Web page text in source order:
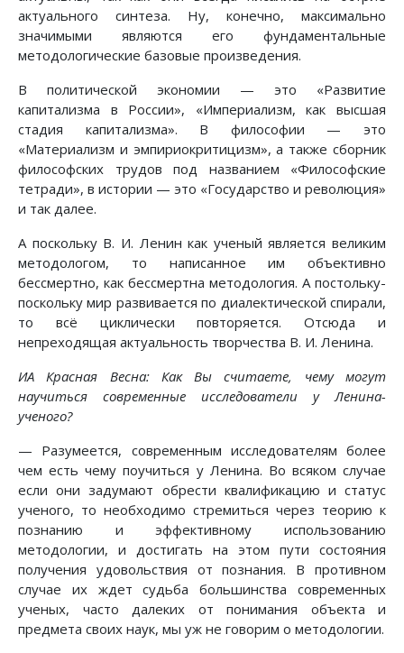
актуального синтеза. Ну, конечно, максимально
значимыми являются его фундаментальные
методологические базовые произведения.
В политической экономии — это «Развитие
капитализма в России», «Империализм, как высшая
стадия капитализма». В философии — это
«Материализм и эмпириокритицизм», а также сборник
философских трудов под названием «Философские
тетради», в истории — это «Государство и революция»
и так далее.
А поскольку В. И. Ленин как ученый является великим
методологом, то написанное им объективно
бессмертно, как бессмертна методология. А постольку-
поскольку мир развивается по диалектической спирали,
то всё циклически повторяется. Отсюда и
непреходящая актуальность творчества В. И. Ленина.
ИА Красная Весна: Как Вы считаете, чему могут
научиться современные исследователи у Ленина-
ученого?
— Разумеется, современным исследователям более
чем есть чему поучиться у Ленина. Во всяком случае
если они задумают обрести квалификацию и статус
ученого, то необходимо стремиться через теорию к
познанию и эффективному использованию
методологии, и достигать на этом пути состояния
получения удовольствия от познания. В противном
случае их ждет судьба большинства современных
ученых, часто далеких от понимания объекта и
предмета своих наук, мы уж не говорим о методологии.